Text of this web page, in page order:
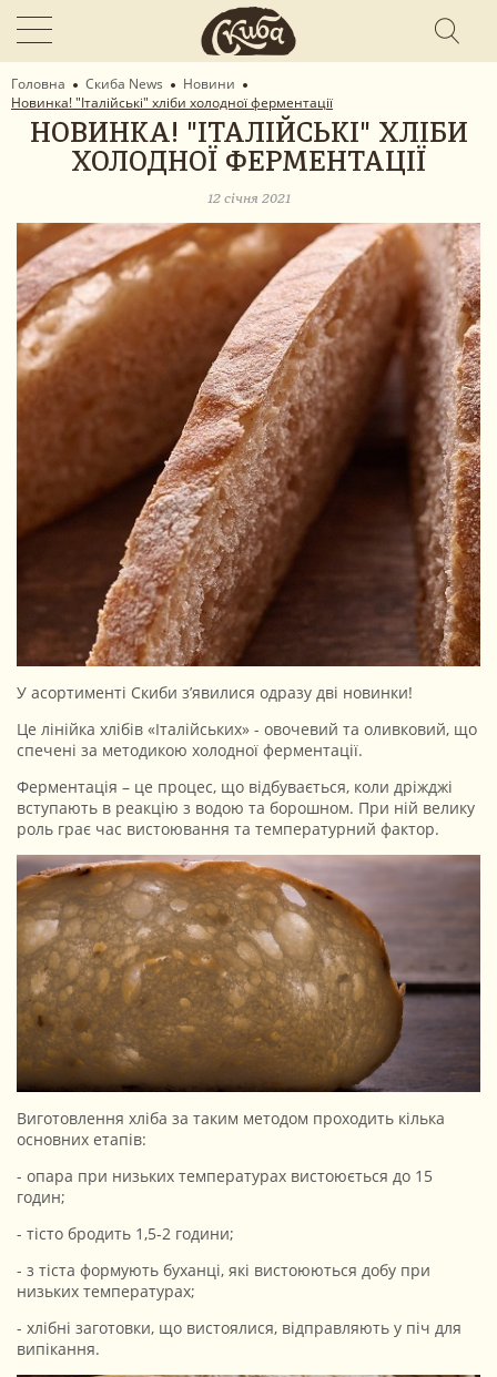
Головна Скиба News
Новини
Новинка! "Італійські" хліби холодної ферментації
НОВИНКА! "ІТАЛІЙСЬКІ" ХЛІБИ
ХОЛОДНОЇ ФЕРМЕНТАЦІЇ
12 січня 2021
У асортименті Скиби з’явилися одразу дві новинки!
Це лінійка хлібів «Італійських» - овочевий та оливковий, що
спечені за методикою холодної ферментації.
Ферментація – це процес, що відбувається, коли дріжджі
вступають в реакцію з водою та борошном. При ній велику
роль грає час вистоювання та температурний фактор.
Виготовлення хліба за таким методом проходить кілька
основних етапів:
- опара при низьких температурах вистоюється до 15
годин;
- тісто бродить 1,5-2 години;
- з тіста формують буханці, які вистоюються добу при
низьких температурах;
- хлібні заготовки, що вистоялися, відправляють у піч для
випікання.